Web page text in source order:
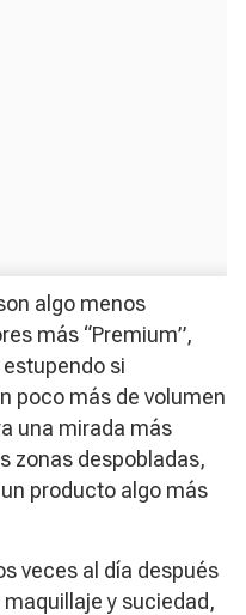
algo menos
más “Premium”,
si
poco más de volumen
una mirada más
zonas despobladas,
producto algo más
veces al día después
y suciedad,